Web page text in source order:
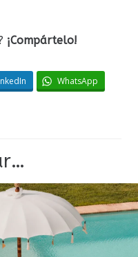
¡Compártelo!
WhatsApp